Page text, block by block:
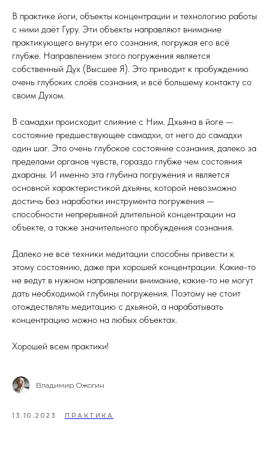
В практике йоги, объекты концентрации и технологию работы
с ними даёт Гуру. Эти объекты направляют внимание
практикующего внутри его сознания, погружая его всё
глубже. Направлением этого погружения является
собственный Дух (Высшее Я). Это приводит к пробуждению
очень глубоких слоёв сознания, и всё большему контакту со
своим Духом.
В самадхи происходит слияние с Ним. Дхьяна в йоге —
состояние предшествующее самадхи, от него до самадхи
один шаг. Это очень глубокое состояние сознания, далеко за
пределами органов чувств, гораздо глубже чем состояния
дхараны. И именно эта глубина погружения и является
основной характеристикой дхьяны, которой невозможно
достичь без наработки инструмента погружения —
способности непрерывной длительной концентрации на
объекте, а также значительного пробуждения сознания.
Далеко не все техники медитации способны привести к
этому состоянию, даже при хорошей концентрации. Какие-то
не ведут в нужном направлении внимание, какие-то не могут
дать необходимой глубины погружения. Поэтому не стоит
отождествлять медитацию с дхьяной, а нарабатывать
концентрацию можно на любых объектах.
Хорошей всем практики!
Владимир Ожогин
13.10.2023 ПРАКТИКА